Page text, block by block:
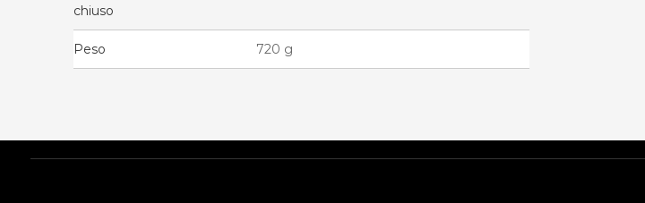
chiuso
Peso 720 g